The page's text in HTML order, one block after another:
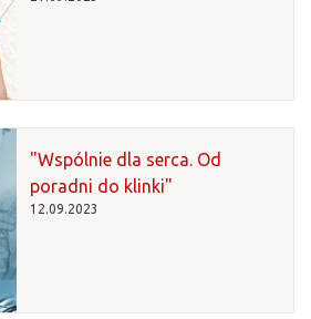
"Wspólnie dla serca. Od
poradni do klinki"
12.09.2023